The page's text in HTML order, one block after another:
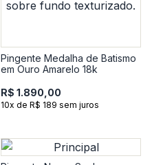
Pingente Medalha de Batismo
em Ouro Amarelo 18k
R$ 1.890,00
10x de R$ 189 sem juros